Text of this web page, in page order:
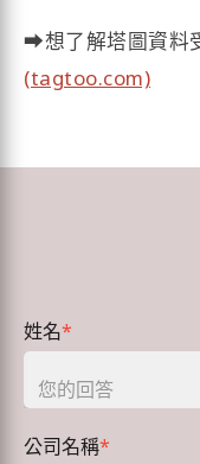
➡想了解塔圖資料
(tagtoo.com)
姓名*
公司名稱*